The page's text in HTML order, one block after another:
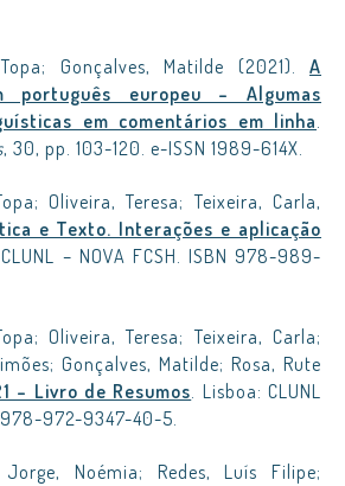
Gonçalves, Matilde (2021). A
português europeu – Algumas
em comentários em linha.
, 30, pp. 103-120. e-ISSN 1989-614X.
Oliveira, Teresa; Teixeira, Carla,
e Texto. Interações e aplicação
– NOVA FCSH. ISBN 978-989-
Oliveira, Teresa; Teixeira, Carla;
Gonçalves, Matilde; Rosa, Rute
– Livro de Resumos. Lisboa: CLUNL
978-972-9347-40-5.
Noémia; Redes, Luís Filipe;